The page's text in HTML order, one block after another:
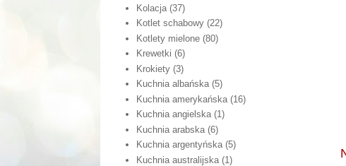
Kolacja (37)
Kotlet schabowy (22)
Kotlety mielone (80)
Krewetki (6)
Krokiety (3)
Kuchnia albańska (5)
Kuchnia amerykańska (16)
Kuchnia angielska (1)
Kuchnia arabska (6)
Kuchnia argentyńska (5)
Kuchnia australijska (1)